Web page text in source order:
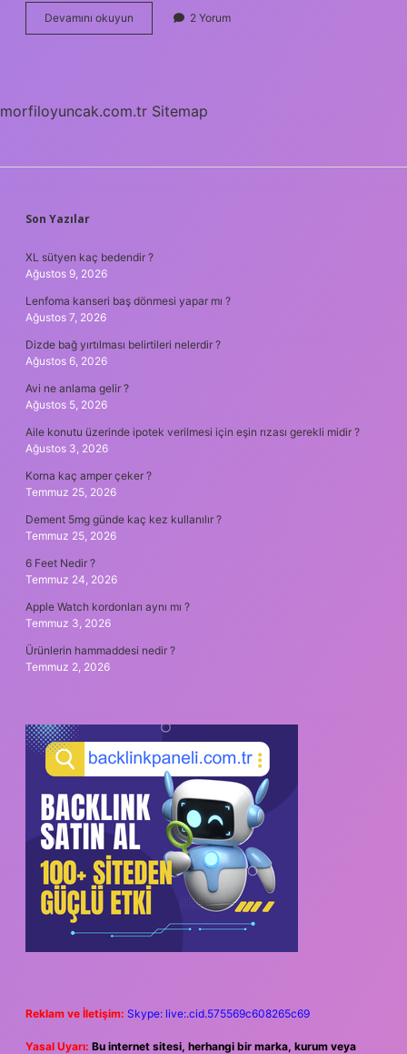
Devamını okuyun
düşünürler
2 Yorum
morfiloyuncak.com.tr Sitemap
SIDEBAR
Son Yazılar
XL sütyen kaç bedendir ?
Ağustos 9, 2026
Lenfoma kanseri baş dönmesi yapar mı ?
Ağustos 7, 2026
Dizde bağ yırtılması belirtileri nelerdir ?
Ağustos 6, 2026
Avi ne anlama gelir ?
Ağustos 5, 2026
Aile konutu üzerinde ipotek verilmesi için eşin rızası gerekli midir ?
Ağustos 3, 2026
Korna kaç amper çeker ?
Temmuz 25, 2026
Dement 5mg günde kaç kez kullanılır ?
Temmuz 25, 2026
6 Feet Nedir ?
Temmuz 24, 2026
Apple Watch kordonları aynı mı ?
Temmuz 3, 2026
Ürünlerin hammaddesi nedir ?
Temmuz 2, 2026
Reklam ve İletişim: Skype: live:.cid.575569c608265c69
Yasal Uyarı: Bu internet sitesi, herhangi bir marka, kurum veya